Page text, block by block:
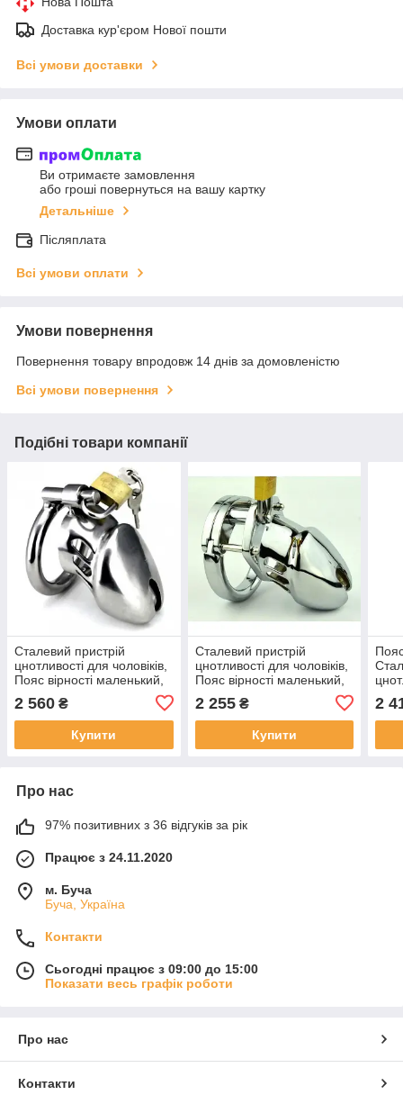
Доставка кур'єром Нової пошти
Всі умови доставки
Умови оплати
Ви отримаєте замовлення
або гроші повернуться на вашу картку
Детальніше
Післяплата
Всі умови оплати
Умови повернення
Повернення товару впродовж 14 днів за домовленістю
Всі умови повернення
Подібні товари компанії
Сталевий пристрій
цнотливості для чоловіків,
Пояс вірності маленький,
2 560 ₴
Купити
Сталевий пристрій
цнотливості для чоловіків,
Пояс вірності маленький,
6000 S
2 255₴
Купити
2
Про нас
97% позитивних з 36 відгуків за рік
Працює з 24.11.2020
м. Буча
Буча, Україна
Контакти
Сьогодні працює з 09:00 до 15:00
Показати весь графік роботи
Про нас
Контакти